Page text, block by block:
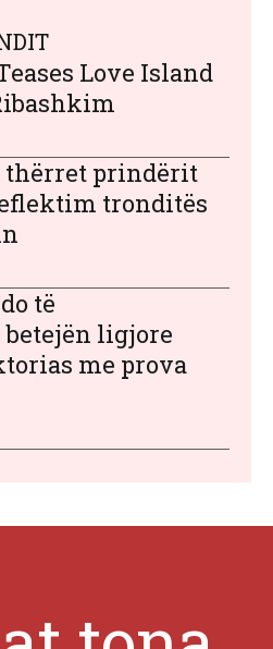
Love Island
thërret prindërit
tronditës
të
ligjore
me prova